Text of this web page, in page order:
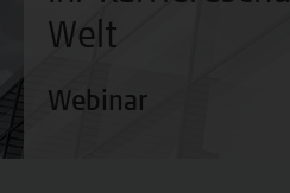
Welt
Webinar